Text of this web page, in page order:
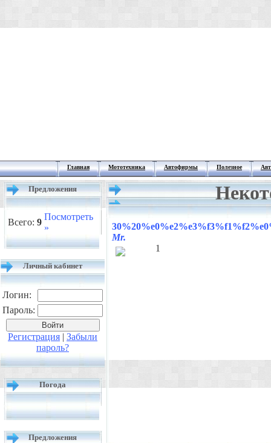
Главная Мототехника Автофирмы Полезное
Предложения
Всего: 9
Посмотреть
»
Личный кабинет
Логин:
Пароль:
Регистрация | Забыли
пароль?
Погода
Предложения
Mr.
1